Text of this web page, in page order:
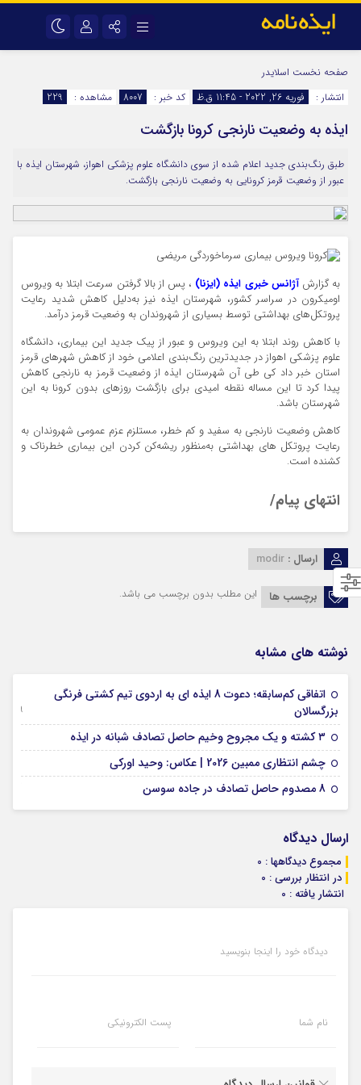
اینستاگرام
سروش
ایتا
آپارات
اپلیکیشن رمز عبور
صفحه نخست اسلایدر
انتشار :
فوریه 26, 2022 - 11:45 ق.ظ کد خبر : 8007 مشاهده : 229
ایذه به وضعیت نارنجی کرونا بازگشت
طبق رنگ‌بندی جدید اعلام شده از سوی دانشگاه علوم پزشکی اهواز، شهرستان ایذه با
عبور از وضعیت قرمز کرونایی به وضعیت نارنجی بازگشت.
به گزارش آژانس خبری ایذه (ایزنا) ، پس از بالا گرفتن سرعت ابتلا به ویروس
اومیکرون در سراسر کشور، شهرستان ایذه نیز به‌دلیل کاهش شدید رعایت
پروتکل‌های بهداشتی توسط بسیاری از شهروندان به وضعیت قرمز درآمد.
با کاهش روند ابتلا به این ویروس و عبور از پیک جدید این بیماری، دانشگاه
علوم پزشکی اهواز در جدیدترین رنگ‌بندی اعلامی خود از کاهش شهرهای قرمز
استان خبر داد کی طی آن شهرستان ایذه از وضعیت قرمز به نارنجی کاهش
پیدا کرد تا این مساله نقطه امیدی برای بازگشت روزهای بدون کرونا به این
شهرستان باشد.
کاهش وضعیت نارنجی به سفید و کم خطر، مستلزم عزم عمومی شهروندان به
رعایت پروتکل های بهداشتی به‌منظور ریشه‌کن کردن این بیماری خطرناک و
کشنده است.
انتهای پیام/
ارسال : modir
برچسب ها این مطلب بدون برچسب می باشد.
نوشته های مشابه
اتفاقی کم‌سابقه؛ دعوت 8 ایذه ای به اردوی تیم کشتی فرنگی
بزرگسالان
09 جولای 2026
۳ کشته و یک مجروح وخیم حاصل تصادف شبانه در ایذه
چشم انتظاری ممبین 2026 | عکاس: وحید اورکی
8 مصدوم حاصل تصادف در جاده سوسن
ارسال دیدگاه
مجموع دیدگاهها : 0
در انتظار بررسی : 0
انتشار یافته : 0
دیدگاه خود را اینجا بنویسید
نام شما پست الکترونیکی